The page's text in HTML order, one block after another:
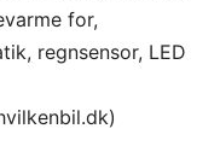
for,
regnsensor, LED